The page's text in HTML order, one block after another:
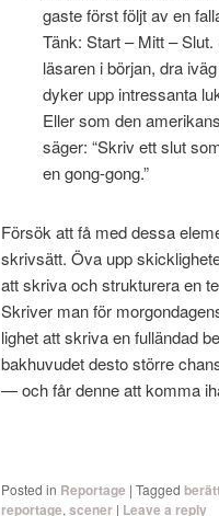
gaste först följt av en
Tänk: Start – Mitt –
läsaren i bör­jan, dra
dyker upp intres­santa
Eller som den
säger: “Skriv ett slut
en gong-gong.”
Försök att få med dessa
skrivsätt. Öva upp
att skriva och struk­tur­era en
Skriver man för
lighet att skriva en ful­län­dad
bakhu­vudet desto större
— och får denne att komma
Posted in Reportage |Tagged
reportage,scener | Leave a reply